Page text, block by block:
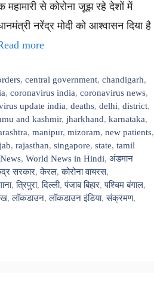
से कोरोना जूझ रहे देशों में
नरेंद्र मोदी को आश्वासन दिया है
more
,central government,chandigarh,
, coronavirus india, coronavirus news,
update india, deaths, delhi, district,
and kashmir, jharkhand, karnataka,
, manipur, mizoram, new patients,
, rajasthan, singapore, state, tamil
, World News in Hindi, अंडमान
सरकार,केरल,कोरोना वायरस,
,त्रिपुरा,दिल्ली,पंजाब बिहार,पश्चिम बंगाल,
,लॉकडाउन,लॉकडाउन इंडिया,संक्रमण,